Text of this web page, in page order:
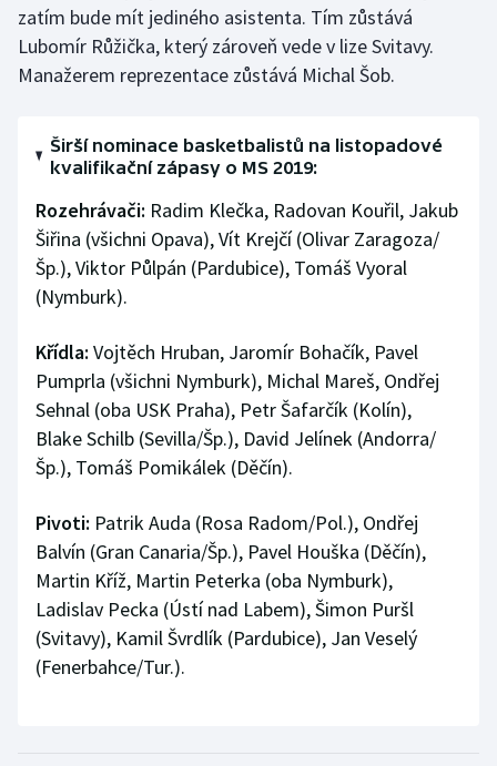
zatím bude mít jediného asistenta. Tím zůstává
Lubomír Růžička, který zároveň vede v lize Svitavy.
Manažerem reprezentace zůstává Michal Šob.
Širší nominace basketbalistů na listopadové
kvalifikační zápasy o MS 2019:
Rozehrávači: Radim Klečka, Radovan Kouřil, Jakub
Šiřina (všichni Opava), Vít Krejčí (Olivar Zaragoza/
Šp.), Viktor Půlpán (Pardubice), Tomáš Vyoral
(Nymburk).
Křídla: Vojtěch Hruban, Jaromír Bohačík, Pavel
Pumprla (všichni Nymburk), Michal Mareš, Ondřej
Sehnal (oba USK Praha), Petr Šafarčík (Kolín),
Blake Schilb (Sevilla/Šp.), David Jelínek (Andorra/
Šp.), Tomáš Pomikálek (Děčín).
Pivoti: Patrik Auda (Rosa Radom/Pol.), Ondřej
Balvín (Gran Canaria/Šp.), Pavel Houška (Děčín),
Martin Kříž, Martin Peterka (oba Nymburk),
Ladislav Pecka (Ústí nad Labem), Šimon Puršl
(Svitavy), Kamil Švrdlík (Pardubice), Jan Veselý
(Fenerbahce/Tur.).